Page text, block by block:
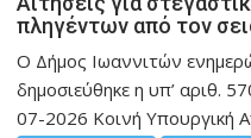
πληγέντων από τον
Ο Δήμος Ιωαννιτών
δημοσιεύθηκε η υπ’ αριθ.
07-2026 Κοινή Υπουργική